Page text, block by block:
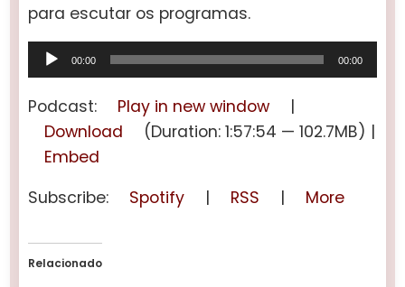
para escutar os programas.
Tocador
de
áudio
00:00 00:00
Podcast: Play in new window
|
Download
(Duration: 1:57:54 — 102.7MB) |
Embed
Subscribe:
Spotify | RSS | More
Relacionado